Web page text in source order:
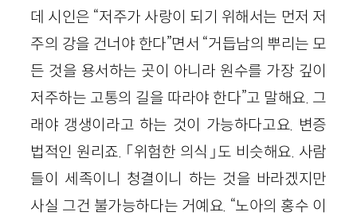
데 시인은 “저주가 사랑이 되기 위해서는 먼저 저
주의 강을 건너야 한다”면서 “거듭남의 뿌리는 모
든 것을 용서하는 곳이 아니라 원수를 가장 깊이
저주하는 고통의 길을 따라야 한다”고 말해요. 그
래야 갱생이라고 하는 것이 가능하다고요. 변증
법적인 원리죠. 「위험한 의식」도 비슷해요. 사람
들이 세족이니 청결이니 하는 것을 바라겠지만
사실 그건 불가능하다는 거예요. “노아의 홍수 이